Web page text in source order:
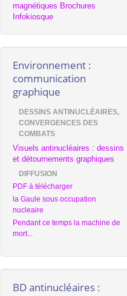
magnétiques Brochures
Infokiosque
Environnement :
communication
graphique
DESSINS ANTINUCLÉAIRES,
CONVERGENCES DES
COMBATS
Visuels antinucléaires : dessins
et détournements graphiques
DIFFUSION
PDF à télécharger
la Gaule sous occupation
nucleaire
Pendant ce temps la machine de
mort...
BD antinucléaires :